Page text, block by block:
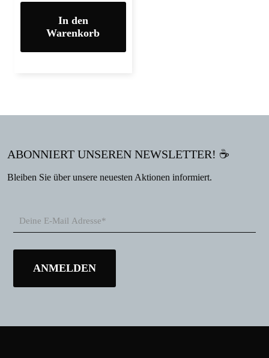
In den
Warenkorb
ABONNIERT UNSEREN NEWSLETTER! ☕
Bleiben Sie über unsere neuesten Aktionen informiert.